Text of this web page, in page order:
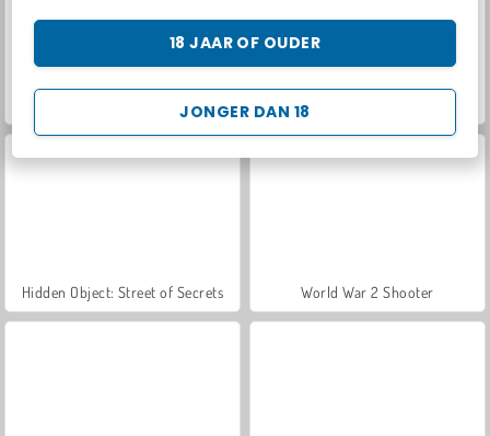
JONGER DAN 18
18 JAAR OF OUDER
Hidden Object: Street of Secrets World War 2 Shooter